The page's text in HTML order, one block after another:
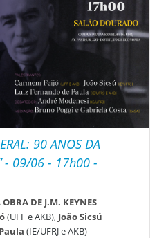
90 ANOS DA
- 09/06 - 17h00 -
DE J.M. KEYNES
(UFF e AKB),João Sicsú
(IE/UFRJ e AKB)